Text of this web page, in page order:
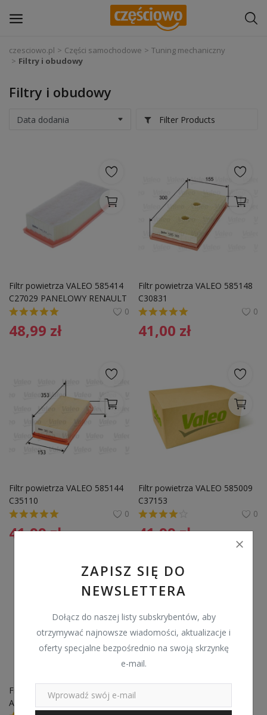
Zaloguj się
Zarejestruj
Wyposażenie i akcesoria samochodowe
Narzędzia i sprzęt warsztatowy
Chemia
Opony i felgi
Wyprzedaż
Schowek
Language
English Polski
ZAPISZ SIĘ DO
NEWSLETTERA
Dołącz do naszej listy subskrybentów, aby
otrzymywać najnowsze wiadomości, aktualizacje i
oferty specjalne bezpośrednio na swoją skrzynkę
e-mail.
czesciowo.pl Części samochodowe
Tuning mechaniczny
Filtry i obudowy
Filtry i obudowy
Filter Products
Filtr powietrza VALEO 585414
C27029 PANELOWY RENAULT
0
48,99 zł
Filtr powietrza VALEO 585148
C30831
0
41,00 zł
Filtr powietrza VALEO 585144
C35110
0
41,99zł
Filtr powietrza VALEO 585009
C37153
0
41,99zł
Filtr powietrza FILTRON
AP063/1 C26168